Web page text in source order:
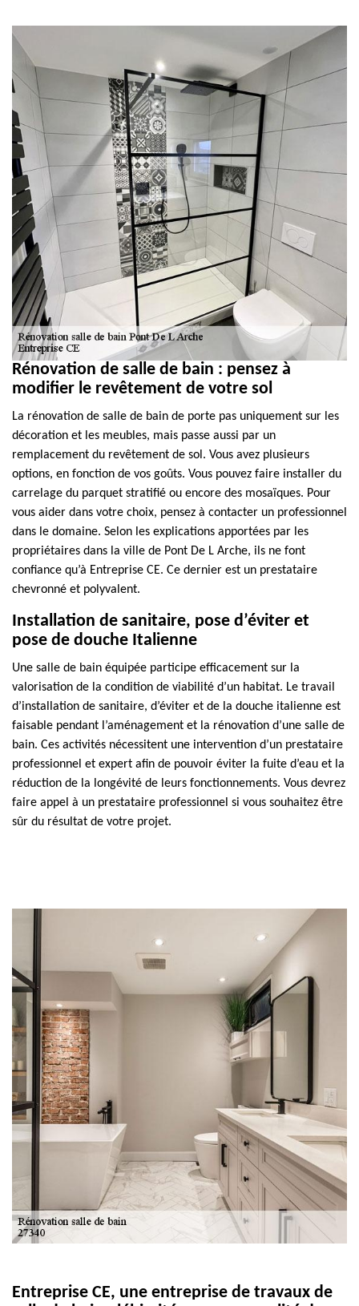
Rénovation de salle de bain : pensez à
modifier le revêtement de votre sol
La rénovation de salle de bain de porte pas uniquement sur les
décoration et les meubles, mais passe aussi par un
remplacement du revêtement de sol. Vous avez plusieurs
options, en fonction de vos goûts. Vous pouvez faire installer du
carrelage du parquet stratifié ou encore des mosaïques. Pour
vous aider dans votre choix, pensez à contacter un professionnel
dans le domaine. Selon les explications apportées par les
propriétaires dans la ville de Pont De L Arche, ils ne font
confiance qu’à Entreprise CE. Ce dernier est un prestataire
chevronné et polyvalent.
Installation de sanitaire, pose d’éviter et
pose de douche Italienne
Une salle de bain équipée participe efficacement sur la
valorisation de la condition de viabilité d’un habitat. Le travail
d’installation de sanitaire, d’éviter et de la douche italienne est
faisable pendant l’aménagement et la rénovation d’une salle de
bain. Ces activités nécessitent une intervention d’un prestataire
professionnel et expert afin de pouvoir éviter la fuite d’eau et la
réduction de la longévité de leurs fonctionnements. Vous devrez
faire appel à un prestataire professionnel si vous souhaitez être
sûr du résultat de votre projet.
Entreprise CE, une entreprise de travaux de